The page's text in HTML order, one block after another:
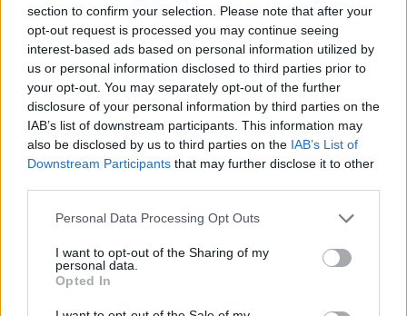
section to confirm your selection. Please note that after your
opt-out request is processed you may continue seeing
interest-based ads based on personal information utilized by
us or personal information disclosed to third parties prior to
your opt-out. You may separately opt-out of the further
disclosure of your personal information by third parties on the
IAB’s list of downstream participants. This information may
also be disclosed by us to third parties on the IAB’s List of
Downstream Participants that may further disclose it to other
Please note that this website/app uses one or more Google
not limited to your visit or usage behaviour. You may click to
grant or deny consent to Google and its third-party tags to
use your data for below specified purposes in below Google
consent section.
Personal Data Processing Opt Outs
I want to opt-out of the Sharing of my
personal data.
Opted In
Hollywood και να ζήσει μία ήρεμη ζωή με τα παιδιά
της. Θέλησε να τα μεγαλώσει στη Νέα Υόρκη και να
αφοσιωθεί σε εκείνα. Ίσως, λοιπόν, η καριέρα της